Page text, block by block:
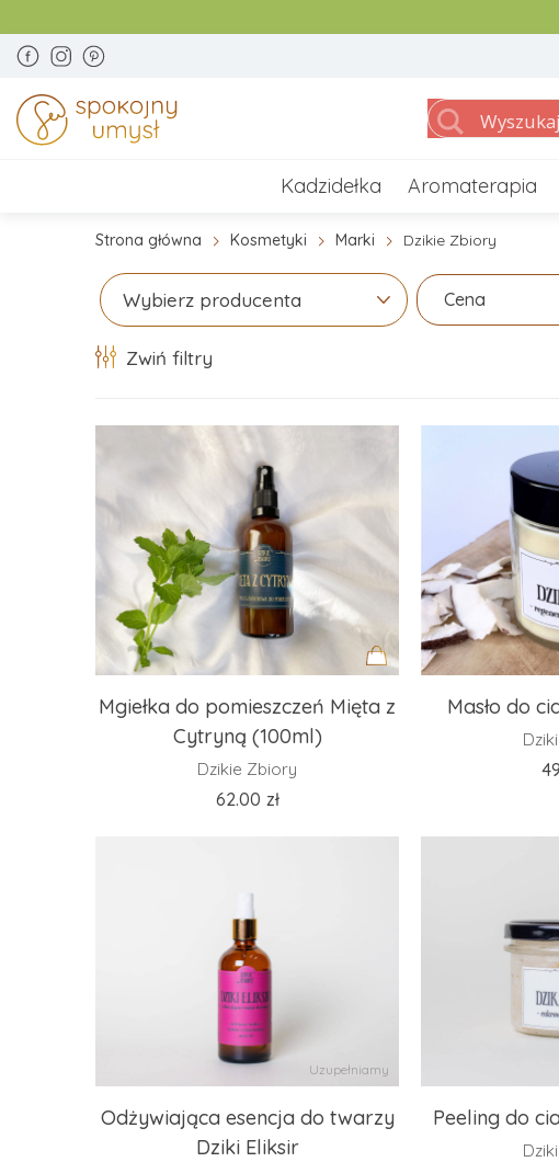
Kadzidełka Aromaterapia
Strona główna Kosmetyki Marki Dzikie Zbiory
Wybierz producenta Cena
Zwiń filtry
do
Mgiełka do pomieszczeń Mięta z
Cytryną (100ml)
Dzikie Zbiory
62.00 zł
Masło do
Uzupełniamy
Odżywiająca esencja do twarzy
Dziki Eliksir
Peeling do